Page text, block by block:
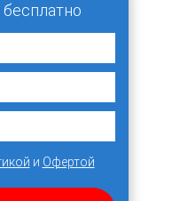
и Офертой